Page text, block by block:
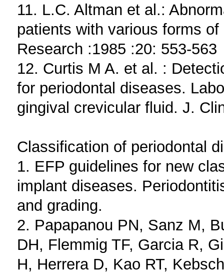
11. L.C. Altman et al.:
patients with various forms
Research :1985 :20: 553-563
12. Curtis M A. et al. :
for periodontal diseases.
gingival crevicular fluid. J.
Classification of periodontal
1. EFP guidelines for new
implant diseases.
and grading.
2. Papapanou PN, Sanz M,
DH, Flemmig TF, Garcia R,
H, Herrera D, Kao RT,